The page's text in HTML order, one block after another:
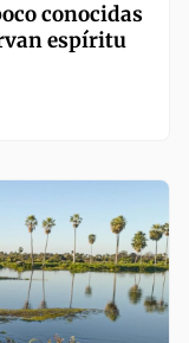
conocidas
espíritu